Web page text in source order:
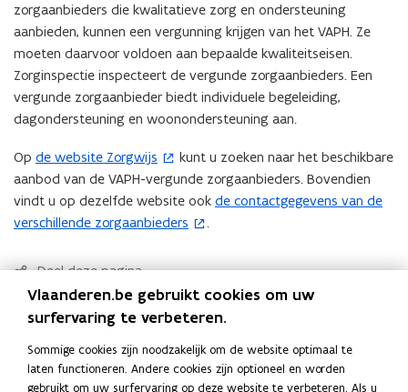
r
)
zorgaanbieders die kwalitatieve zorg en ondersteuning
aanbieden, kunnen een vergunning krijgen van het VAPH. Ze
moeten daarvoor voldoen aan bepaalde kwaliteitseisen.
Zorginspectie inspecteert de vergunde zorgaanbieders. Een
vergunde zorgaanbieder biedt individuele begeleiding,
dagondersteuning en woonondersteuning aan.
Op de website Zorgwijs
(
o
p
e
t
i
n
i
e
kunt u zoeken naar het beschikbare
aanbod van de VAPH-vergunde zorgaanbieders. Bovendien
vindt u op dezelfde website ook de contactgegevens van de
verschillende zorgaanbieders
(
e
n
t
n
n
.
Deel deze pagina
L
i
n
k
e
K
o
p
i
e
Contact
Vlaanderen.be gebruikt cookies om uw
surfervaring te verbeteren.
Sommige cookies zijn noodzakelijk om de website optimaal te
laten functioneren. Andere cookies zijn optioneel en worden
gebruikt om uw surfervaring op deze website te verbeteren. Als u